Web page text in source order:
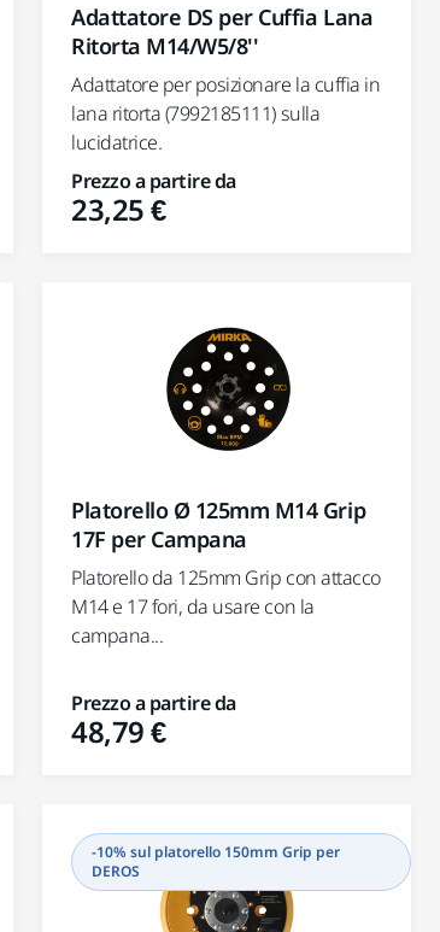
Adattatore DS per Cuffia Lana
Ritorta M14/W5/8''
Adattatore per posizionare la cuffia in
lana ritorta (7992185111) sulla
lucidatrice.
Prezzo a partire da
23,25 €
Platorello Ø 125mm M14 Grip
17F per Campana
Platorello da 125mm Grip con attacco
M14 e 17 fori, da usare con la
campana...
Prezzo a partire da
48,79 €
-10% sul platorello 150mm Grip per
DEROS